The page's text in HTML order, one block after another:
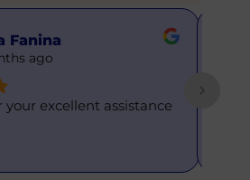
excellent assistance
This is